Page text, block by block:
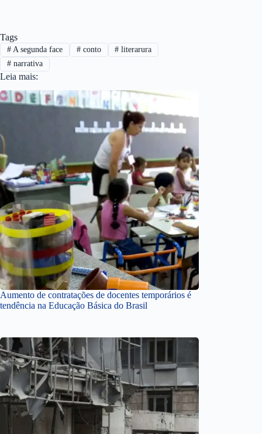
Tags
#A segunda face #conto # literarura
#narrativa
Leia mais:
Aumento de contratações de docentes temporários é
tendência na Educação Básica do Brasil